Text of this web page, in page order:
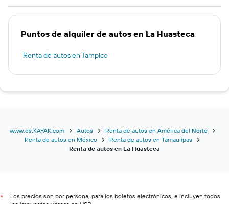
Puntos de alquiler de autos en La Huasteca
Renta de autos en Tampico
www.es.KAYAK.com Autos
Renta de autos en América del Norte
Renta de autos en México
Renta de autos en Tamaulipas
Renta de autos en La Huasteca
*
Los precios son por persona, para los boletos electrónicos, e incluyen todos